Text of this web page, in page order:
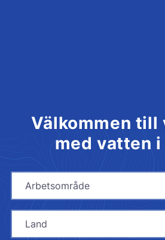
Välkommen till
med vatten
Arbetsområde
Land